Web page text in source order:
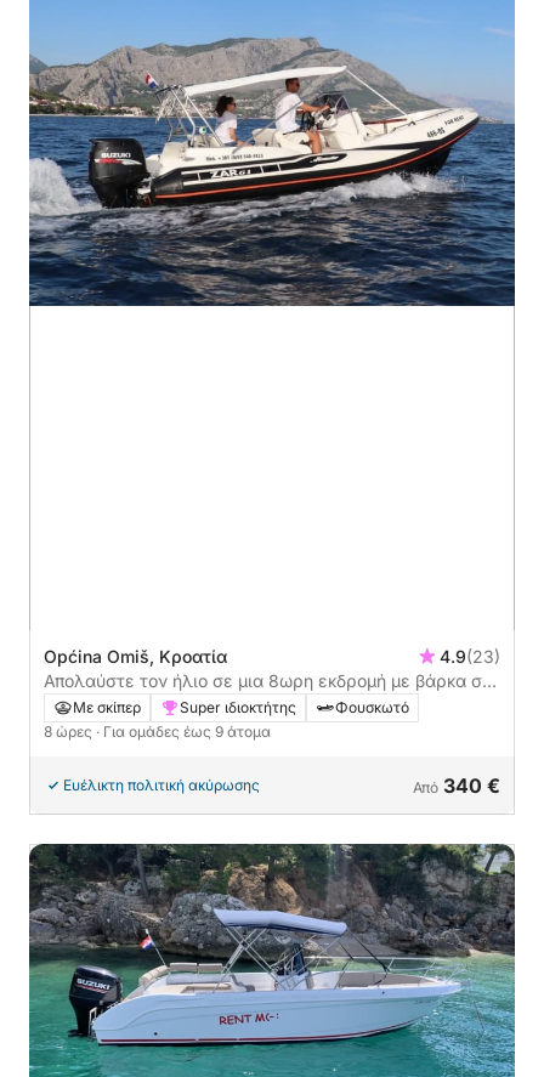
Općina Omiš, Κροατία 4.9(23)
Απολαύστε τον ήλιο σε μια 8ωρη εκδρομή με βάρκα στο
OmišΜε σκίπερ Super ιδιοκτήτης
Φουσκωτό
8 ώρες · Για ομάδες έως 9 άτομα
Ευέλικτη πολιτική ακύρωσης Από 340 €